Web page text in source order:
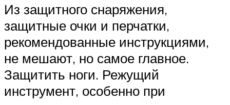
Из защитного снаряжения,
защитные очки и перчатки,
рекомендованные инструкциями,
не мешают, но самое главное.
Защитить ноги. Режущий
инструмент, особенно при